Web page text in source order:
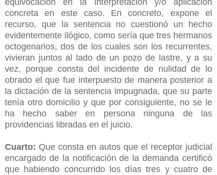
concreta en este caso. En concreto, expone el
recurso, que la sentencia no cuestionó un hecho
evidentemente ilógico, como sería que tres hermanos
octogenarios, dos de los cuales son los recurrentes,
vivieran juntos al lado de un pozo de lastre, y a su
vez, porque consta del incidente de nulidad de lo
obrado el que fue interpuesto de manera posterior a
la dictación de la sentencia impugnada, que su parte
tenía otro domicilio y que por consiguiente, no se le
ha hecho saber en persona ninguna de las
providencias libradas en el juicio.
Cuarto: Que consta en autos que el receptor judicial
encargado de la notificación de la demanda certificó
que habiendo concurrido los días tres y cuatro de